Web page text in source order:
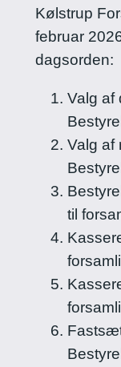
Kølstrup
februar
dagsorden:
Valg af
Valg af
til